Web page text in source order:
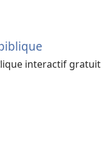
interactif gratuit